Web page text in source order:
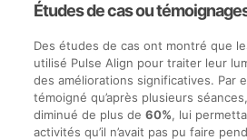
Études de cas ou
Des études de cas ont montré que
utilisé Pulse Align pour traiter leur
des améliorations significatives. Par
témoigné qu’après plusieurs
diminué de plus de 60%, lui
activités qu’il n’avait pas pu faire